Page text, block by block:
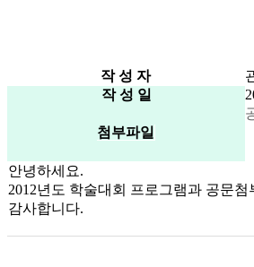
작 성 자
작 성 일
첨부파일
안녕하세요.
2012년도 학술대회 프로그램과 공문첨
감사합니다.